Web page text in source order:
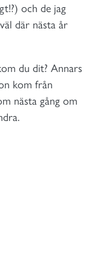
och de jag
där nästa år
du dit? Annars
kom från
nästa gång om